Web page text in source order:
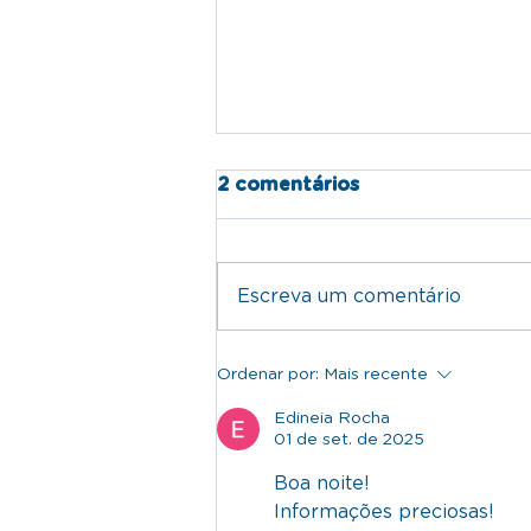
Quando procurar ajuda
mental do seu filho?
2 comentários
Escreva um comentário
Ordenar por: Mais recente
Edineia Rocha
01 de set. de 2025
Boa noite!
Informações preciosas!